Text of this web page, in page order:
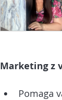
Marketing z
Pomaga